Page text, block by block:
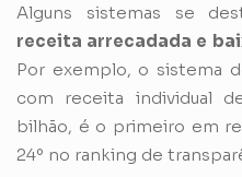
Alguns sistemas se
receita arrecadada e
Por exemplo, o sistema
com receita individual
bilhão, é o primeiro em
24º no ranking de